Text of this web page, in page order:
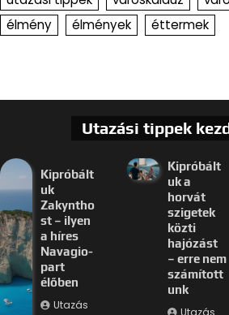
élmény
élmények éttermek
Utazási tippek
Kipróbált
uk
Zakyntho
st – ilyen
a híres
Navagio-
part
élőben
Utazás
Kipróbált
uk a
horvát
szigetek
közti
hajózást
– erre nem
számított
unk